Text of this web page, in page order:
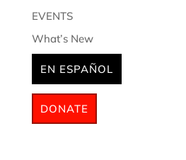
EVENTS
What’s New
EN ESPAÑOL
DONATE